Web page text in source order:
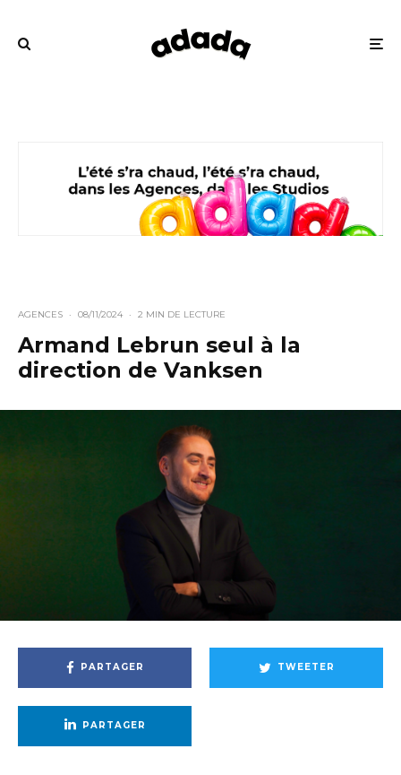
AGENCES · 08/11/2024 · 2 MIN DE LECTURE
Armand Lebrun seul à la
direction de Vanksen
PARTAGER TWEETER
PARTAGER